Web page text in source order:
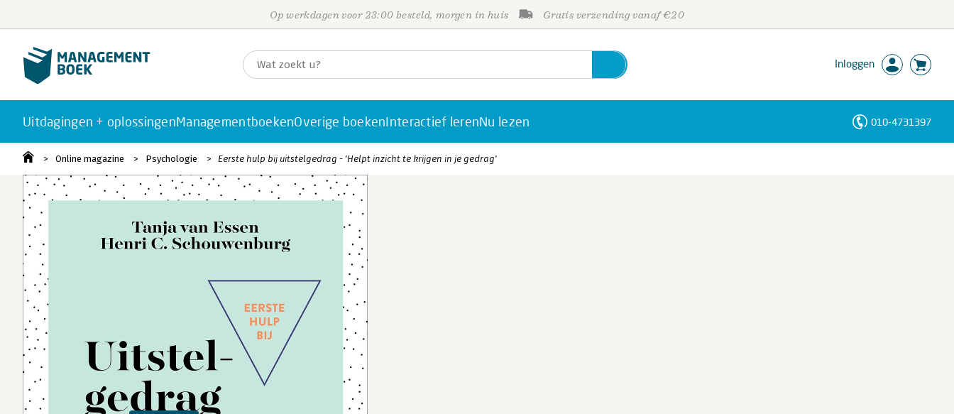
Op werkdagen voor 23:00 besteld, morgen in huis Gratis verzending vanaf €20
Inloggen
Uitdagingen + oplossingenManagementboekenOverige boekenInteractief lerenNu lezen 010-4731397
Online magazine Psychologie Eerste hulp bij uitstelgedrag - 'Helpt inzicht te krijgen in je gedrag'
Personen